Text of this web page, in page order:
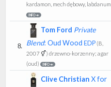
kardamon, mech dębowy, labdanum
INFO ➔
8.
Tom Ford Private
Blend: Oud Wood EDP (B,
2007 ⚥) drzewno-korzenny; agar
(oud)
INFO ➔
Clive Christian X for